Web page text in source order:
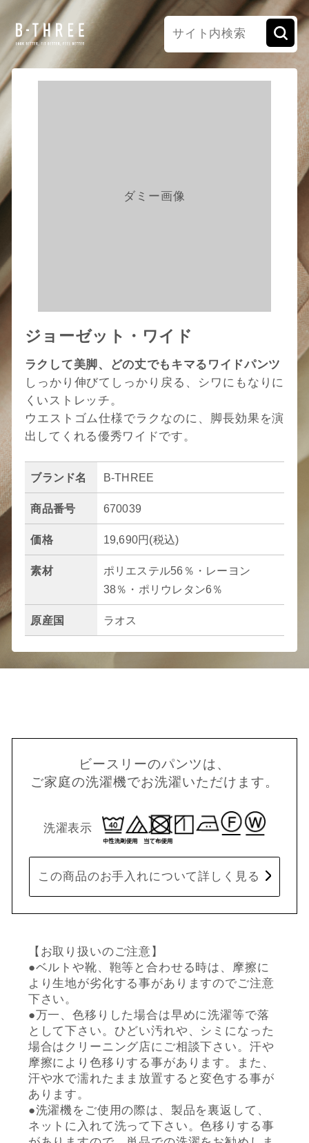
ダミー画像
ジョーゼット・ワイド
ラクして美脚、どの丈でもキマるワイドパンツ
しっかり伸びてしっかり戻る、シワにもなりに
くいストレッチ。
ウエストゴム仕様でラクなのに、脚長効果を演
出してくれる優秀ワイドです。
ブランド名 B-THREE
商品番号 670039
価格 19,690円(税込)
素材
ポリエステル56％・レーヨン
38％・ポリウレタン6％
原産国 ラオス
ビースリーのパンツは、
ご家庭の洗濯機でお洗濯いただけます。
洗濯表示
この商品のお手入れについて詳しく見る
【お取り扱いのご注意】
●ベルトや靴、鞄等と合わせる時は、摩擦に
より生地が劣化する事がありますのでご注意
下さい。
●万一、色移りした場合は早めに洗濯等で落
として下さい。ひどい汚れや、シミになった
場合はクリーニング店にご相談下さい。汗や
摩擦により色移りする事があります。また、
汗や水で濡れたまま放置すると変色する事が
あります。
●洗濯機をご使用の際は、製品を裏返して、
ネットに入れて洗って下さい。色移りする事